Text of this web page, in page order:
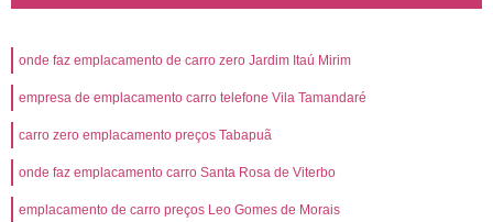
onde faz emplacamento de carro zero Jardim Itaú Mirim
empresa de emplacamento carro telefone Vila Tamandaré
carro zero emplacamento preços Tabapuã
onde faz emplacamento carro Santa Rosa de Viterbo
emplacamento de carro preços Leo Gomes de Morais